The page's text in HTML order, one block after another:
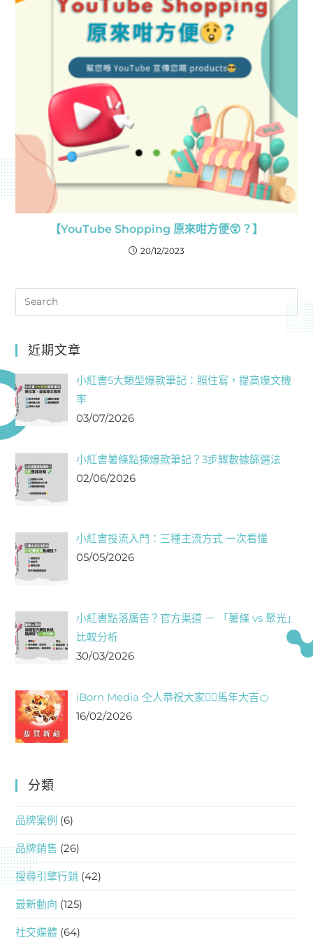
【YouTube Shopping 原來咁方便😲？】
20/12/2023
近期文章
小紅書5大類型爆款筆記：照住寫，提高爆文機
率
03/07/2026
小紅書薯條點揀爆款筆記？3步驟數據篩選法
02/06/2026
小紅書投流入門：三種主流方式 一次看懂
05/05/2026
小紅書點落廣告？官方渠道 － 「薯條 vs 聚光」
比較分析
30/03/2026
iBorn Media 仝人恭祝大家❤️‍🔥馬年大吉🍊
16/02/2026
分類
品牌案例 (6)
品牌銷售 (26)
搜尋引擎行銷 (42)
最新動向 (125)
社交媒體 (64)